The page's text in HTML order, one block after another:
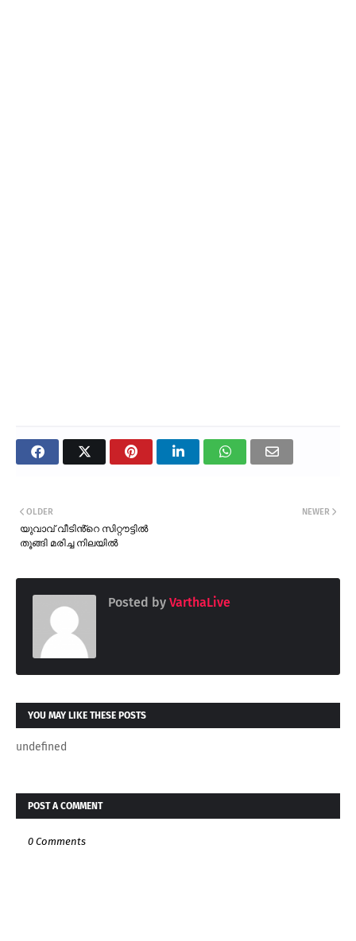
NEWER
OLDER
യുവാവ് വീടിൻ്റെ സിറ്റൗട്ടിൽ
തൂങ്ങി മരിച്ച നിലയിൽ
Posted by VarthaLive
YOU MAY LIKE THESE POSTS
undefined
POST A COMMENT
0 Comments